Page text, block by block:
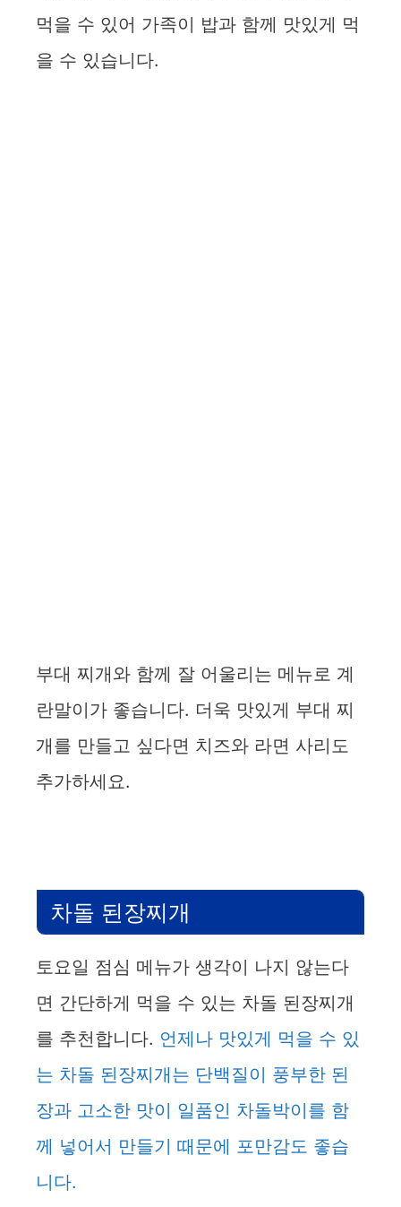
먹을 수 있어 가족이 밥과 함께 맛있게 먹
을 수 있습니다.
부대 찌개와 함께 잘 어울리는 메뉴로 계
란말이가 좋습니다. 더욱 맛있게 부대 찌
개를 만들고 싶다면 치즈와 라면 사리도
추가하세요.
차돌 된장찌개
토요일 점심 메뉴가 생각이 나지 않는다
면 간단하게 먹을 수 있는 차돌 된장찌개
를 추천합니다. 언제나 맛있게 먹을 수 있
는 차돌 된장찌개는 단백질이 풍부한 된
장과 고소한 맛이 일품인 차돌박이를 함
께 넣어서 만들기 때문에 포만감도 좋습
니다.